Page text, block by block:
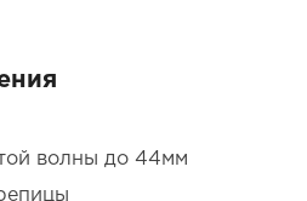
волны до 44мм